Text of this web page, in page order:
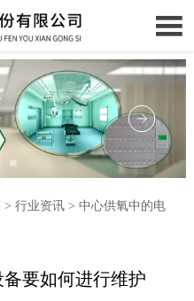

> 行业资讯> 中心供氧中的电
要如何进行维护